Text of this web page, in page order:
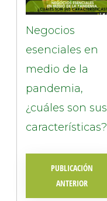
Negocios
esenciales en
medio de la
pandemia,
¿cuáles son sus
características?
PUBLICACIÓN
ANTERIOR